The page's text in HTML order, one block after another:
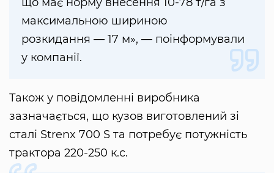
максимальною шириною
розкидання — 17 м», — поінформували
у компанії.
Також у повідомленні виробника
зазначається, що кузов виготовлений зі
сталі Strenx 700 S та потребує потужність
трактора 220-250 к.с.